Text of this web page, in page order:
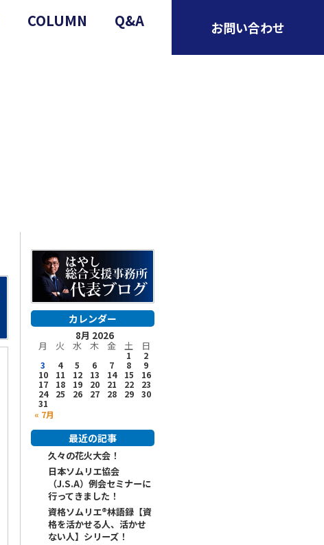
COLUMN Q&A お問い合わせ
カレンダー
8月 2026
月 火 水 木 金 土 日
« 7月
1
2
3
4 5 6 7 8
9
10
11 12 13 14 15
16
17
18 19 20 21 22
23
24
25 26 27 28 29
30
31
最近の記事
久々の花火大会！
日本ソムリエ協会
（J.S.A）例会セミナーに
行ってきました！
資格ソムリエ®️林語録【資
格を活かせる人、活かせ
ない人】シリーズ！